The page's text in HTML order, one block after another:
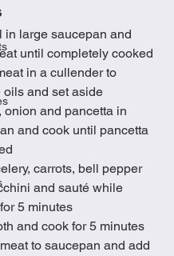
in large saucepan and
until completely cooked
in a cullender to
oils and set aside
onion and pancetta in
and cook until pancetta
carrots, bell pepper
and sauté while
5 minutes
and cook for 5 minutes
to saucepan and add